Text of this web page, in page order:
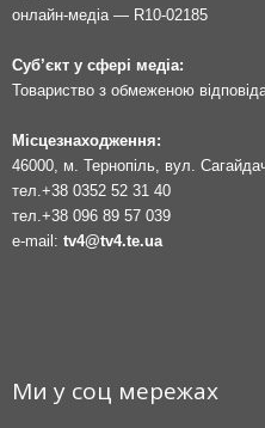
онлайн-медіа — R10-02185
Суб’єкт у сфері медіа:
Товариство з обмеженою
Місцезнаходження:
46000, м. Тернопіль, вул.
тел. +38 0352 52 31 40
тел. +38 096 89 57 039
e-mail: tv4@tv4.te.ua
Ми у соц мережах